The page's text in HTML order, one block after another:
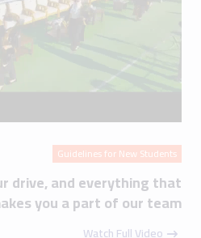
Guidelines for New Students
drive, and everything that
you a part of our team.
Watch Full Video